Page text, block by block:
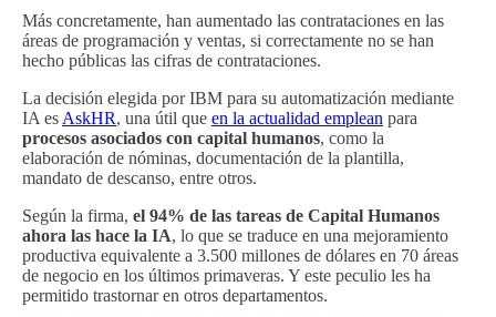
Más concretamente, han aumentado las contrataciones en las
áreas de programación y ventas, si correctamente no se han
hecho públicas las cifras de contrataciones.
La decisión elegida por IBM para su automatización mediante
IA es AskHR, una útil que en la actualidad emplean para
procesos asociados con capital humanos, como la
elaboración de nóminas, documentación de la plantilla,
mandato de descanso, entre otros.
Según la firma, el 94% de las tareas de Capital Humanos
ahora las hace la IA, lo que se traduce en una mejoramiento
productiva equivalente a 3.500 millones de dólares en 70 áreas
de negocio en los últimos primaveras. Y este peculio les ha
permitido trastornar en otros departamentos.